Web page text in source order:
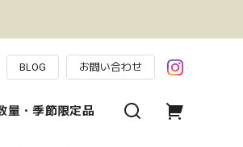
BLOG お問い合わせ
量・季節限定品